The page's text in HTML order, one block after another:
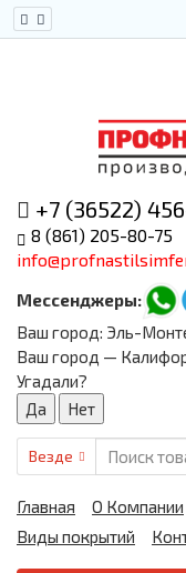
+7 (36522)
8 (861) 205-80-75
Мессенджеры:
Ваш город: Эль-
Ваш город —
Угадали?
Везде
Главная О Компании
Виды покрытий